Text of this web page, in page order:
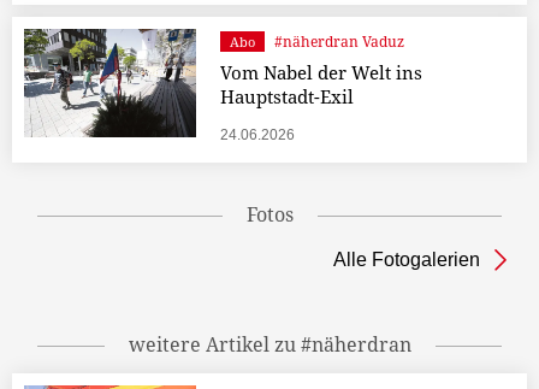
Abo #näherdran Vaduz
Vom Nabel der Welt ins
Hauptstadt-Exil
24.06.2026
Fotos
Alle Fotogalerien
weitere Artikel zu #näherdran